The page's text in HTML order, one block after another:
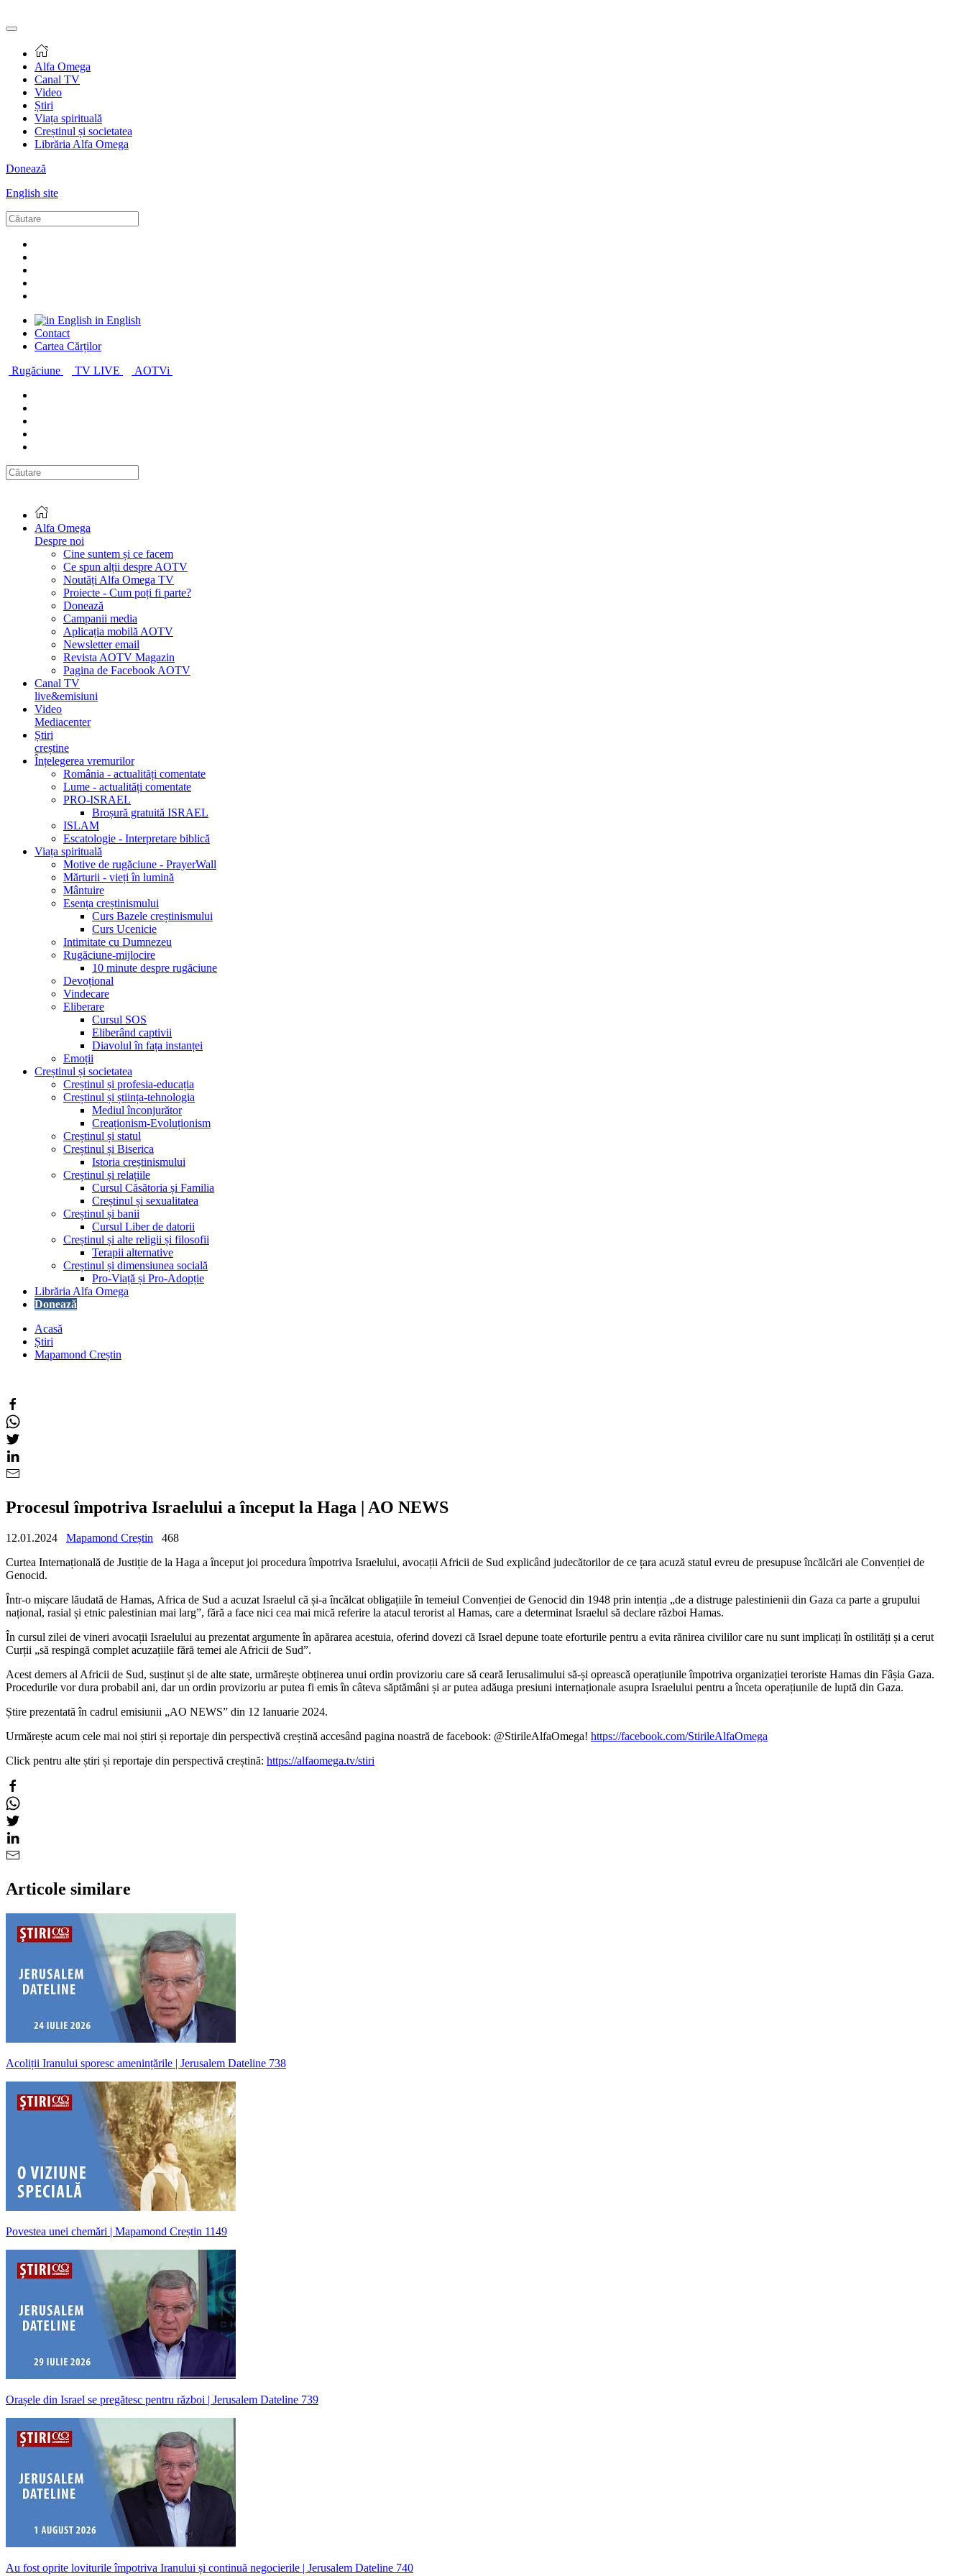
Alfa Omega
Canal TV
Video
Știri
Viața spirituală
Creștinul și societatea
Librăria Alfa Omega
Donează
English site
in English
Contact
Cartea Cărților
Rugăciune
TV LIVE AOTVi
Alfa Omega
Despre noi
Cine suntem și ce facem
Ce spun alții despre AOTV
Noutăți Alfa Omega TV
Proiecte - Cum poți fi parte?
Donează
Campanii media
Aplicația mobilă AOTV
Newsletter email
Revista AOTV Magazin
Pagina de Facebook AOTV
Canal TV
live&emisiuni
Video
Mediacenter
Știri
creștine
Înțelegerea vremurilor
România - actualități comentate
Lume - actualități comentate
PRO-ISRAEL
Broșură gratuită ISRAEL
ISLAM
Escatologie - Interpretare biblică
Viața spirituală
Motive de rugăciune - PrayerWall
Mărturii - vieți în lumină
Mântuire
Esența creștinismului
Curs Bazele creștinismului
Curs Ucenicie
Intimitate cu Dumnezeu
Rugăciune-mijlocire
10 minute despre rugăciune
Devoțional
Vindecare
Eliberare
Cursul SOS
Eliberând captivii
Diavolul în fața instanței
Emoții
Creștinul și societatea
Creștinul și profesia-educația
Creștinul și știința-tehnologia
Mediul înconjurător
Creaționism-Evoluționism
Creștinul și statul
Creștinul și Biserica
Istoria creștinismului
Creștinul și relațiile
Cursul Căsătoria și Familia
Creștinul și sexualitatea
Creștinul și banii
Cursul Liber de datorii
Creștinul și alte religii și filosofii
Terapii alternative
Creștinul și dimensiunea socială
Pro-Viață și Pro-Adopție
Librăria Alfa Omega
Donează
Acasă
Știri
Mapamond Creștin
Procesul împotriva Israelului a început la Haga | AO NEWS
12.01.2024 Mapamond Creștin
468
Curtea Internațională de Justiție de la Haga a început joi procedura împotriva Israelului, avocații Africii de Sud explicând judecătorilor de ce țara acuză statul evreu de presupuse încălcări ale Convenției de
Genocid.
Într-o mișcare lăudată de Hamas, Africa de Sud a acuzat Israelul că și-a încălcat obligațiile în temeiul Convenției de Genocid din 1948 prin intenția „de a distruge palestinienii din Gaza ca parte a grupului
național, rasial și etnic palestinian mai larg”, fără a face nici cea mai mică referire la atacul terorist al Hamas, care a determinat Israelul să declare război Hamas.
În cursul zilei de vineri avocații Israelului au prezentat argumente în apărarea acestuia, oferind dovezi că Israel depune toate eforturile pentru a evita rănirea civililor care nu sunt implicați în ostilități și a cerut
Curții „să respingă complet acuzațiile fără temei ale Africii de Sud”.
Acest demers al Africii de Sud, susținut și de alte state, urmărește obținerea unui ordin provizoriu care să ceară Ierusalimului să-și oprească operațiunile împotriva organizației teroriste Hamas din Fâșia Gaza.
Procedurile vor dura probabil ani, dar un ordin provizoriu ar putea fi emis în câteva săptămâni și ar putea adăuga presiuni internaționale asupra Israelului pentru a înceta operațiunile de luptă din Gaza.
Știre prezentată în cadrul emisiunii „AO NEWS” din 12 Ianuarie 2024.
Urmărește acum cele mai noi știri și reportaje din perspectivă creștină accesând pagina noastră de facebook: @StirileAlfaOmega! https://facebook.com/StirileAlfaOmega
Click pentru alte știri și reportaje din perspectivă creștină: https://alfaomega.tv/stiri
Articole similare
Acoliții Iranului sporesc amenințările | Jerusalem Dateline 738
Povestea unei chemări | Mapamond Creștin 1149
Orașele din Israel se pregătesc pentru război | Jerusalem Dateline 739
Au fost oprite loviturile împotriva Iranului și continuă negocierile | Jerusalem Dateline 740